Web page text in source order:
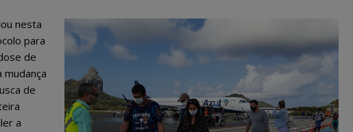
nesta
para
de
de
a